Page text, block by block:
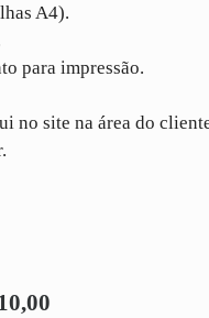
A4).
para impressão.
no site na área do